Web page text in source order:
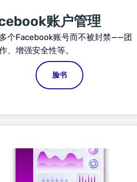
账户管理
个Facebook账号而不被封禁——团
、增强安全性等。
脸书